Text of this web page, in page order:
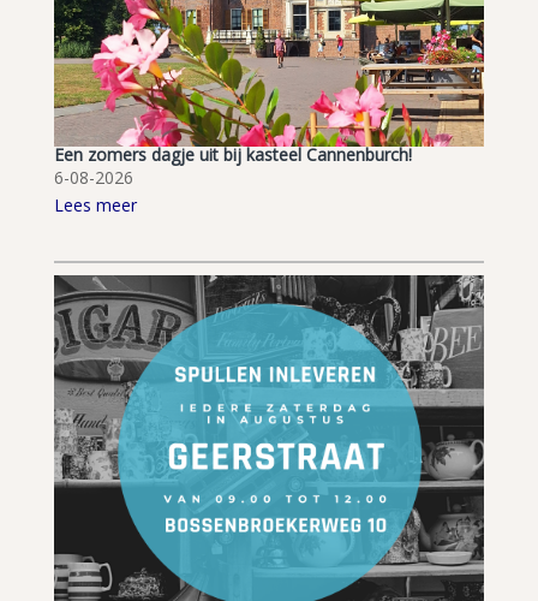
Een zomers dagje uit bij kasteel Cannenburch!
6-08-2026
Lees meer